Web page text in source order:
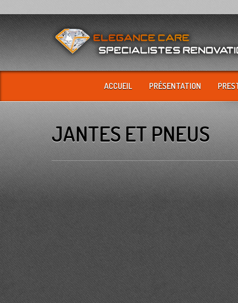
ACCUEIL PRÉSENTATION
JANTES ET PNEUS